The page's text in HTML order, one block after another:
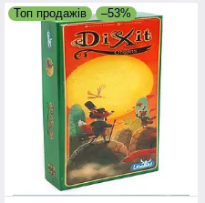
Топ продажів –53%